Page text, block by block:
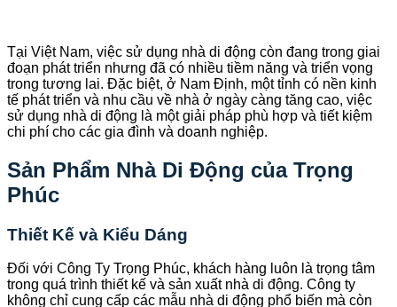
Tại Việt Nam, việc sử dụng nhà di động còn đang trong giai
đoạn phát triển nhưng đã có nhiều tiềm năng và triển vọng
trong tương lai. Đặc biệt, ở Nam Định, một tỉnh có nền kinh
tế phát triển và nhu cầu về nhà ở ngày càng tăng cao, việc
sử dụng nhà di động là một giải pháp phù hợp và tiết kiệm
chi phí cho các gia đình và doanh nghiệp.
Sản Phẩm Nhà Di Động của Trọng
Phúc
Thiết Kế và Kiểu Dáng
Đối với Công Ty Trọng Phúc, khách hàng luôn là trọng tâm
trong quá trình thiết kế và sản xuất nhà di động. Công ty
không chỉ cung cấp các mẫu nhà di động phổ biến mà còn